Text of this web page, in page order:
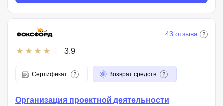
3.9
43 отзыва
Сертификат Возврат средств
Организация проектной деятельности